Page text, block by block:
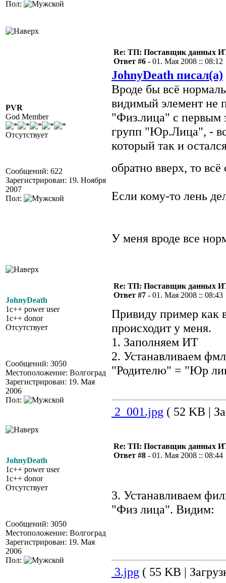
Пол:
PVR
God Member
Отсутствует
Сообщений: 622
Зарегистрирован: 19. Ноября
2007
Пол:
Re: ТП: Поставщик данных
Ответ #6 - 01. Мая 2008 :: 08:12
JohnyDeath писал(а)
Вроде бы всё
видимый элемент не
"Физ.лица" с первым
групп "Юр.Лица", -
который так и
обратно вверх, то
Если кому-то лень
У меня вроде все
JohnyDeath
1c++ power user
1c++ donor
Отсутствует
Сообщений: 3050
Местоположение: Волгоград
Зарегистрирован: 19. Мая
2006
Пол:
Re: ТП: Поставщик данных
Ответ #7 - 01. Мая 2008 :: 08:43
Привиду пример как
происходит у меня.
1. Заполняем ИТ
2. Устанавливаем
"Родителю" = "Юр
2_001.jpg ( 52 KB |
JohnyDeath
1c++ power user
1c++ donor
Отсутствует
Сообщений: 3050
Местоположение: Волгоград
Зарегистрирован: 19. Мая
2006
Пол:
Re: ТП: Поставщик данных
Ответ #8 - 01. Мая 2008 :: 08:44
3. Устанавливаем
"Физ лица". Видим:
3.jpg ( 55 KB |